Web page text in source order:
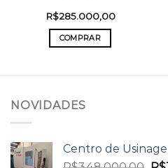
R$285.000,00
COMPRAR
NOVIDADES
Centro de